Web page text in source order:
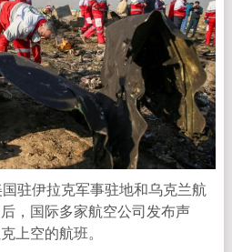
驻伊拉克军事驻地和乌克兰航
，国际多家航空公司发布声
上空的航班。